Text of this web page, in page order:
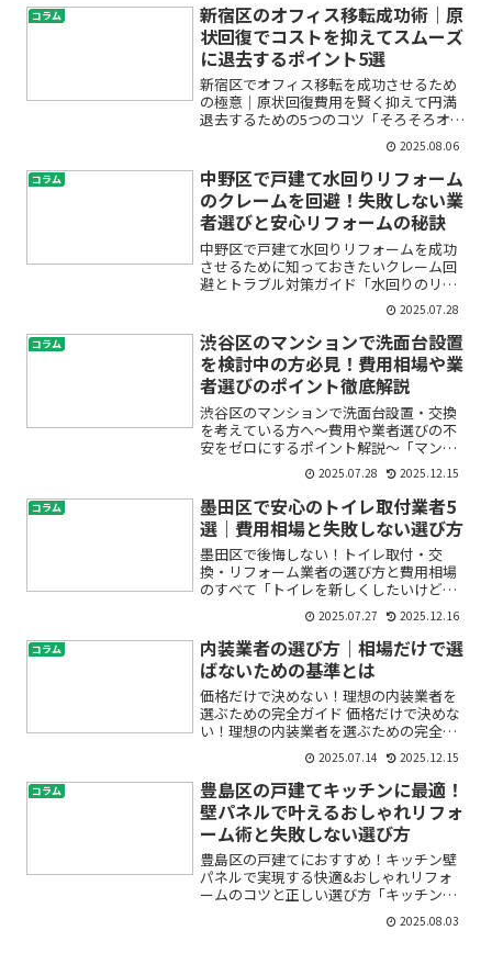
コラム
新宿区のオフィス移転成功術｜原
状回復でコストを抑えてスムーズ
に退去するポイント5選
新宿区でオフィス移転を成功させるため
の極意｜原状回復費用を賢く抑えて円満
退去するための5つのコツ「そろそろオフ
ィス移転を考えているけど、どこから手
を付ければいいかわからない」「原状回
復の費用が高額になると聞いて不安」
「賃貸オフィス返却手続き...
2025.08.06
コラム
中野区で戸建て水回りリフォーム
のクレームを回避！失敗しない業
者選びと安心リフォームの秘訣
中野区で戸建て水回りリフォームを成功
させるために知っておきたいクレーム回
避とトラブル対策ガイド「水回りのリフ
ォームって本当に大丈夫かな？」「クレ
ームやトラブルが起きたらどうしよ
う…」そんな不安や疑問を抱えて、リフ
ォームを検討している方も多い...
2025.07.28
コラム
渋谷区のマンションで洗面台設置
を検討中の方必見！費用相場や業
者選びのポイント徹底解説
渋谷区のマンションで洗面台設置・交換
を考えている方へ〜費用や業者選びの不
安をゼロにするポイント解説〜「マンシ
ョンの洗面台を新しくしたいけど、何か
ら始めればいいか分からない」「費用は
どれくらい？見積もりや業者選びで失敗
したくない」——このよう...
2025.07.28 2025.12.15
コラム
墨田区で安心のトイレ取付業者5
選｜費用相場と失敗しない選び方
墨田区で後悔しない！トイレ取付・交
換・リフォーム業者の選び方と費用相場
のすべて「トイレを新しくしたいけど、
どこに頼めば安心なの？」「費用はどれ
くらいかかるの？」「失敗しない業者選
びのコツが知りたい…」墨田区でトイレ
取付や設置、トイレ交換・リ...
2025.07.27 2025.12.16
コラム
内装業者の選び方｜相場だけで選
ばないための基準とは
価格だけで決めない！理想の内装業者を
選ぶための完全ガイド 価格だけで決めな
い！理想の内装業者を選ぶための完全ガ
イド 初めて内装業者を探すと、相場感が
つかめず「どこに頼めば失敗しない
の？」と不安になりますよね。本記事で
は、価格だけにとらわれず...
2025.07.14 2025.12.15
コラム
豊島区の戸建てキッチンに最適！
壁パネルで叶えるおしゃれリフォ
ーム術と失敗しない選び方
豊島区の戸建てにおすすめ！キッチン壁
パネルで実現する快適&おしゃれリフォ
ームのコツと正しい選び方「キッチンの
壁が汚れてきた」「リフォームしたいけ
れど、費用や手間が不安」「おしゃれで
2025.08.03